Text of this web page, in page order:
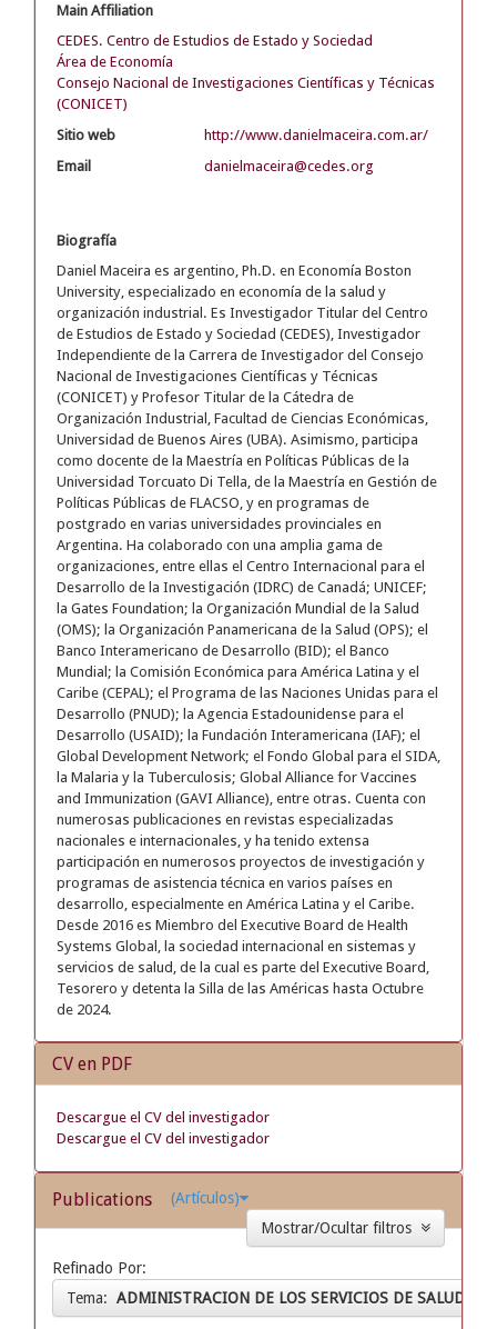
Main Affiliation
CEDES. Centro de Estudios de Estado y Sociedad
Área de Economía
Consejo Nacional de Investigaciones Científicas y Técnicas
(CONICET)
Sitio web
http://www.danielmaceira.com.ar/
Email
danielmaceira@cedes.org
Biografía
Daniel Maceira es argentino, Ph.D. en Economía Boston
University, especializado en economía de la salud y
organización industrial. Es Investigador Titular del Centro
de Estudios de Estado y Sociedad (CEDES), Investigador
Independiente de la Carrera de Investigador del Consejo
Nacional de Investigaciones Científicas y Técnicas
(CONICET) y Profesor Titular de la Cátedra de
Organización Industrial, Facultad de Ciencias Económicas,
Universidad de Buenos Aires (UBA). Asimismo, participa
como docente de la Maestría en Políticas Públicas de la
Universidad Torcuato Di Tella, de la Maestría en Gestión de
Políticas Públicas de FLACSO, y en programas de
postgrado en varias universidades provinciales en
Argentina. Ha colaborado con una amplia gama de
organizaciones, entre ellas el Centro Internacional para el
Desarrollo de la Investigación (IDRC) de Canadá; UNICEF;
la Gates Foundation; la Organización Mundial de la Salud
(OMS); la Organización Panamericana de la Salud (OPS); el
Banco Interamericano de Desarrollo (BID); el Banco
Mundial; la Comisión Económica para América Latina y el
Caribe (CEPAL); el Programa de las Naciones Unidas para el
Desarrollo (PNUD); la Agencia Estadounidense para el
Desarrollo (USAID); la Fundación Interamericana (IAF); el
Global Development Network; el Fondo Global para el SIDA,
la Malaria y la Tuberculosis; Global Alliance for Vaccines
and Immunization (GAVI Alliance), entre otras. Cuenta con
numerosas publicaciones en revistas especializadas
nacionales e internacionales, y ha tenido extensa
participación en numerosos proyectos de investigación y
programas de asistencia técnica en varios países en
desarrollo, especialmente en América Latina y el Caribe.
Desde 2016 es Miembro del Executive Board de Health
Systems Global, la sociedad internacional en sistemas y
servicios de salud, de la cual es parte del Executive Board,
Tesorero y detenta la Silla de las Américas hasta Octubre
de 2024.
CV en PDF
Descargue el CV del investigador
Descargue el CV del investigador
Publications
(Artículos)
Refinado Por:
Tema: ADMINISTRACION DE LOS SERVICIOS DE SALUD